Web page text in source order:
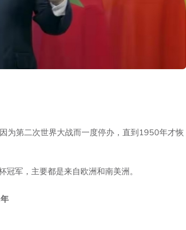
为第二次世界大战而一度停办，直到1950年才恢
军，主要都是来自欧洲和南美洲。